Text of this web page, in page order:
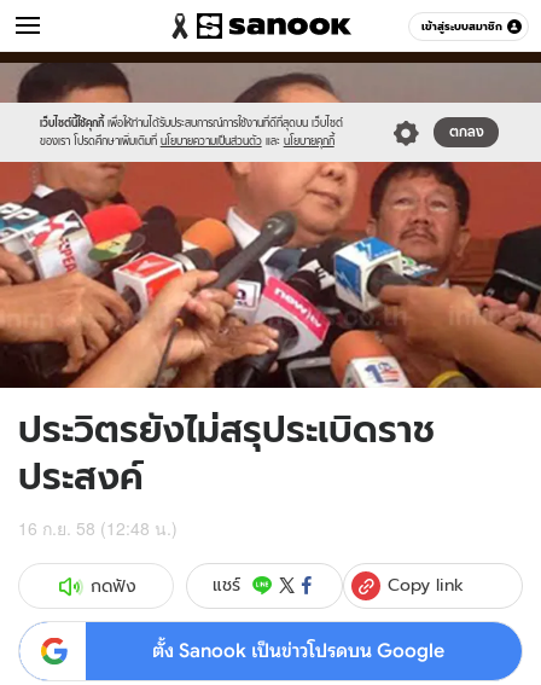
เข้าสู่ระบบสมาชิก
ข่าว หมวดอื่นๆ
เว็บไซต์นี้ใช้คุกกี้ เพื่อให้ท่านได้รับประสบการณ์การใช้งานที่ดีที่สุดบน เว็บไซต์
ของเรา โปรดศึกษาเพิ่มเติมที่ นโยบายความเป็นส่วนตัว และ นโยบายคุกกี้
ตกลง
Sanook
//s.isanook.com/sr/0/images/logo-
new-
sanook.png
600
60
//s.isanook.com/ns/0/ud/373/1866430/646263-
01.jpg
ประวิตรยังไม่สรุประเบิดราช
ประสงค์
16 ก.ย. 58 (12:48 น.)
กดฟัง แชร์ Copy link
ตั้ง Sanook เป็นข่าวโปรดบน Google